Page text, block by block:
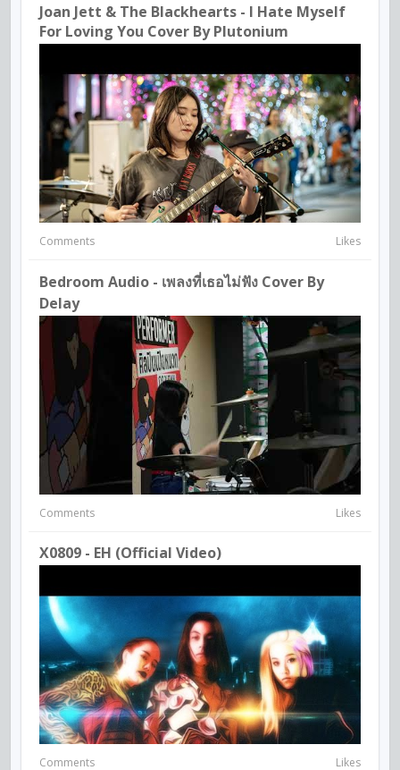
Joan Jett & The Blackhearts - I Hate Myself
For Loving You Cover By Plutonium
Comments Likes
Bedroom Audio - เพลงที่เธอไม่ฟัง Cover By
Delay
Comments Likes
X0809 - EH (Official Video)
Comments Likes